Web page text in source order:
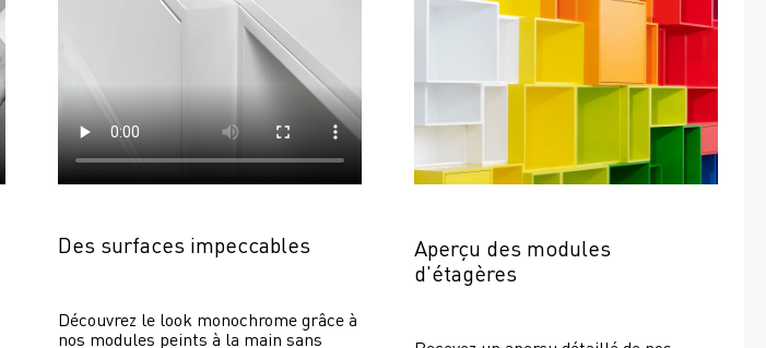
Des surfaces impeccables
Découvrez le look monochrome grâce à
nos modules peints à la main sans
Aperçu des modules
d'étagères